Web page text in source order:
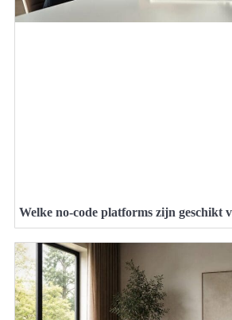
Welke no-code platforms zijn geschikt